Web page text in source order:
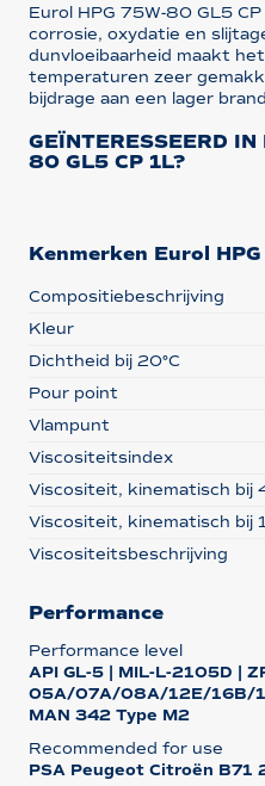
Eurol HPG 75W-80 GL5
corrosie, oxydatie en
dunvloeibaarheid maakt
temperaturen zeer
bijdrage aan een lager
GEÏNTERESSEERD
80 GL5 CP 1L?
Kenmerken Eurol
Compositiebeschrijving
Kleur
Dichtheid bij 20°C
Pour point
Vlampunt
Viscositeitsindex
Viscositeit, kinematisch bij
Viscositeit, kinematisch bij
Viscositeitsbeschrijving
Performance
Performance level
API GL-5 | MIL-L-2105D |
05A/07A/08A/12E/16B/
MAN 342 Type M2
Recommended for use
PSA Peugeot Citroën B71